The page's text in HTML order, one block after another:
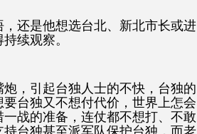
还是他想选台北、新北市长或进
续观察。
，引起台独人士的不快，台独的
台独又不想付代价，世界上怎会
战的准备，连仗都不想打、不敢
台独甚至派军队保护台独，而老